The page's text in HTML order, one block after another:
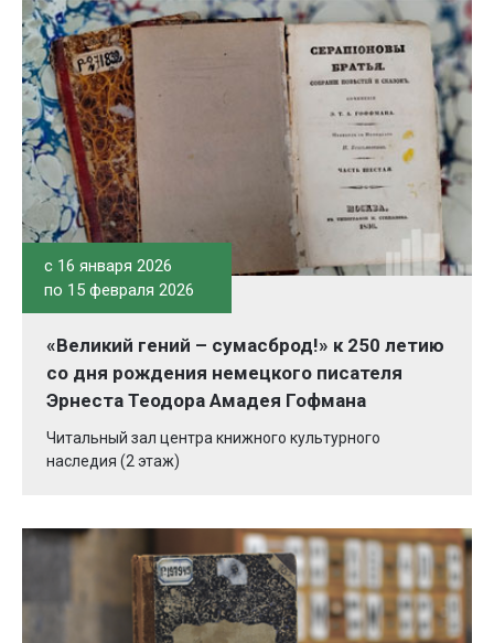
c 16 января 2026
по 15 февраля 2026
«Великий гений – сумасброд!» к 250 летию
со дня рождения немецкого писателя
Эрнеста Теодора Амадея Гофмана
Читальный зал центра книжного культурного
наследия (2 этаж)